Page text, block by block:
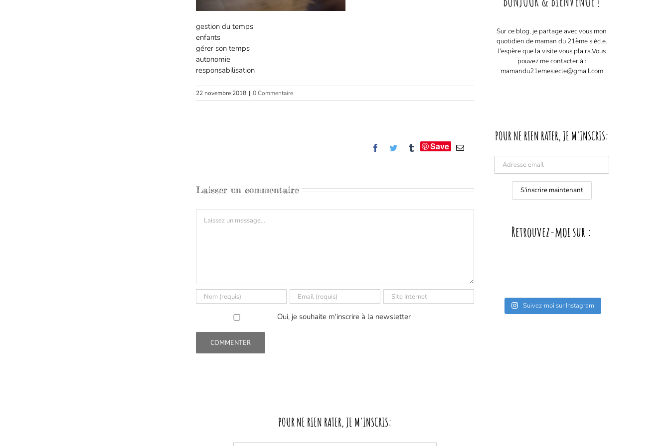
gestion du temps
enfants
gérer son temps
autonomie
responsabilisation
22 novembre 2018 | 0 Commentaire
Facebook
Twitter TumblrSave Email
Laisser un commentaire
Oui, je souhaite m'inscrire à la newsletter
Sur ce blog, je partage avec vous mon
quotidien de maman du 21ème siècle.
J'espère que la visite vous plaira. ​ Vous
pouvez me contacter à :
mamandu21emesiecle@gmail.com
POUR NE RIEN RATER, JE M'INSCRIS:
Retrouvez-moi sur :
Suivez-moi sur Instagram
POUR NE RIEN RATER, JE M'INSCRIS: